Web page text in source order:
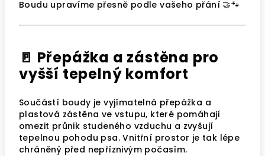
Boudu upravíme přesně podle vašeho přání 🤝🐾
🚪 Přepážka a zástěna pro
vyšší tepelný komfort
Součástí boudy je vyjímatelná přepážka a
plastová zástěna ve vstupu, které pomáhají
omezit průnik studeného vzduchu a zvyšují
tepelnou pohodu psa. Vnitřní prostor je tak lépe
chráněný před nepříznivým počasím.